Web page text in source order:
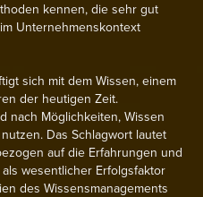
kennen, die sehr gut
Unternehmenskontext
sich mit dem Wissen, einem
der heutigen Zeit.
nach Möglichkeiten, Wissen
Das Schlagwort lautet
auf die Erfahrungen und
wesentlicher Erfolgsfaktor
des Wissensmanagements